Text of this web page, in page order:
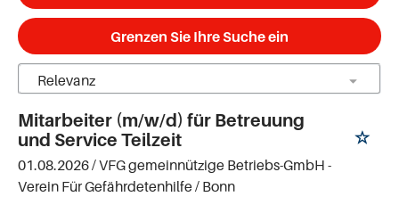
Grenzen Sie Ihre Suche ein
Mitarbeiter (m/w/d) für Betreuung
und Service Teilzeit
01.08.2026 /VFG gemeinnützige Betriebs-GmbH -
Verein Für Gefährdetenhilfe/ Bonn